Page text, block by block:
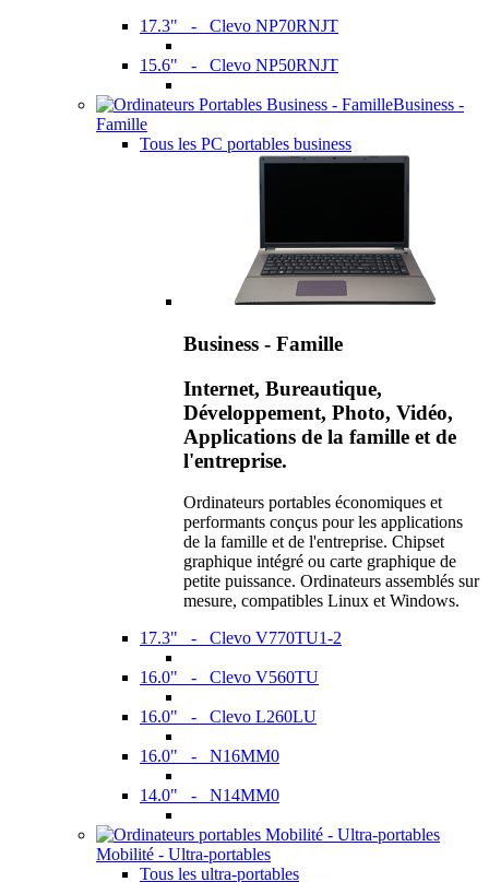
17.3" - Clevo NP70RNJT
15.6" - Clevo NP50RNJT
Business -
Famille
Tous les PC portables business
Business - Famille
Internet, Bureautique,
Développement, Photo, Vidéo,
Applications de la famille et de
l'entreprise.
Ordinateurs portables économiques et
performants conçus pour les applications
de la famille et de l'entreprise. Chipset
graphique intégré ou carte graphique de
petite puissance. Ordinateurs assemblés sur
mesure, compatibles Linux et Windows.
17.3" - Clevo V770TU1-2
16.0" - Clevo V560TU
16.0" - Clevo L260LU
16.0" - N16MM0
14.0" - N14MM0
Mobilité - Ultra-portables
Tous les ultra-portables